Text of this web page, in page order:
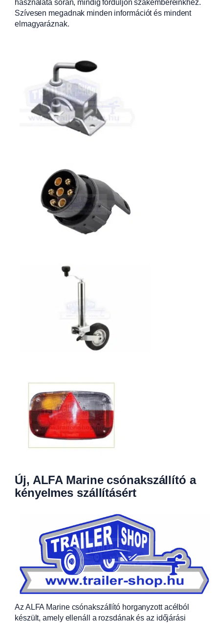
használata során, mindig forduljon szakembereinkhez.
Szívesen megadnak minden információt és mindent
elmagyaráznak.
Új, ALFA Marine csónakszállító a
kényelmes szállításért
Az ALFA Marine csónakszállító horganyzott acélból
készült, amely ellenáll a rozsdának és az időjárási